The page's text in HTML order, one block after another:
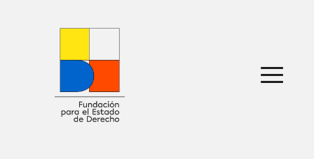
Sobre nosotros
Defensa jurídica